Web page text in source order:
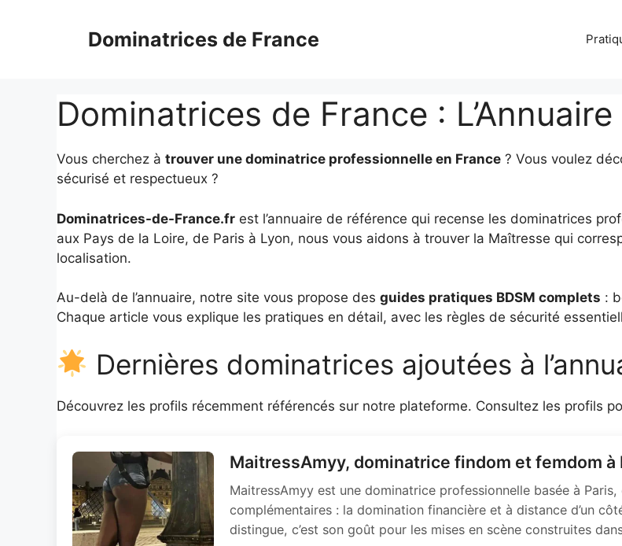
Dominatrices de France
Dominatrices de France :
Vous cherchez à trouver une dominatrice professionnelle en France ? Vous voulez
sécurisé et respectueux ?
Dominatrices-de-France.fr est l’annuaire de référence qui recense les dominatrices
aux Pays de la Loire, de Paris à Lyon, nous vous aidons à trouver la Maîtresse qui
localisation.
Au-delà de l’annuaire, notre site vous propose des guides pratiques BDSM complets :
Chaque article vous explique les pratiques en détail, avec les règles de sécurité
Dernières dominatrices ajoutées à
Découvrez les profils récemment référencés sur notre plateforme. Consultez les profils
MaitressAmyy, dominatrice findom et femdom à
MaitressAmyy est une dominatrice professionnelle basée à
complémentaires : la domination financière et à distance d’un
distingue, c’est son goût pour les mises en scène construites